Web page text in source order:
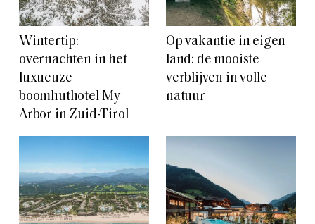
Wintertip:
overnachten in het
luxueuze
boomhuthotel My
Arbor in Zuid-Tirol
Op vakantie in eigen
land: de mooiste
verblijven in volle
natuur